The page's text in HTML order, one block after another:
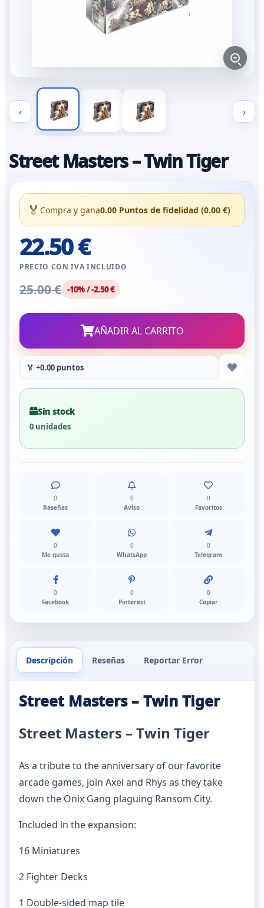
‹ ›
Street Masters – Twin Tiger
🏅 Compra y gana0.00 Puntos de fidelidad (0.00 €)
22.50 €
PRECIO CON IVA INCLUIDO
25.00 € -10% / -2.50 €
AÑADIR AL CARRITO
🏅 +0.00 puntos
Sin stock
0 unidades
0
Reseñas
0
Aviso
0
Favoritos
0
Me gusta
0
WhatsApp
0
Telegram
0
Facebook
0
Pinterest
0
Copiar
Descripción Reseñas Reportar Error
Street Masters – Twin Tiger
Street Masters – Twin Tiger
As a tribute to the anniversary of our favorite
arcade games, join Axel and Rhys as they take
down the Onix Gang plaguing Ransom City.
Included in the expansion:
16 Miniatures
2 Fighter Decks
1 Double-sided map tile